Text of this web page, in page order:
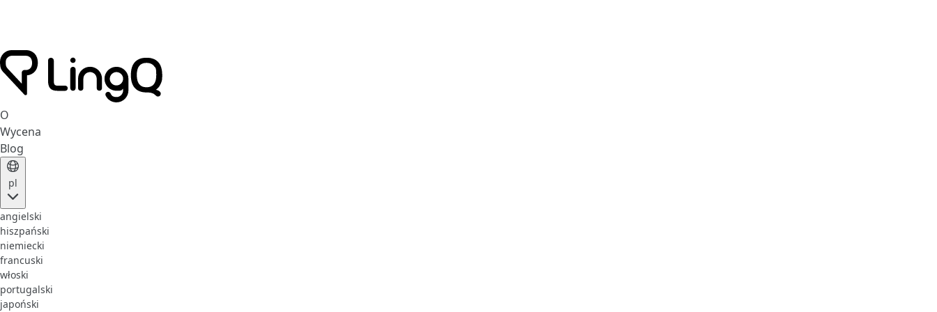
O
Wycena
Blog
pl
angielski
hiszpański
niemiecki
francuski
włoski
portugalski
japoński